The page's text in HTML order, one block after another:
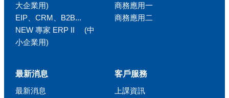
大企業用)
EIP、CRM、B2B...
NEW 專家 ERP II (中
小企業用)
商務應用一
商務應用二
最新消息
最新消息
客戶服務
上課資訊